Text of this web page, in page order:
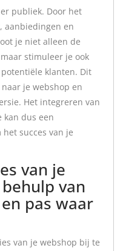
publiek. Door het
aanbiedingen en
je niet alleen de
stimuleer je ook
klanten. Dit
je webshop en
Het integreren van
kan dus een
succes van je
van je
van
pas waar
van je webshop bij te